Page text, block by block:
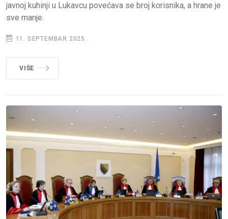
javnoj kuhinji u Lukavcu povećava se broj korisnika, a hrane je
sve manje.
11. SEPTEMBAR 2025.
VIŠE